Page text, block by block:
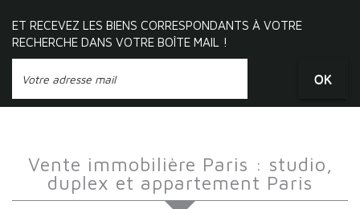
ET RECEVEZ LES BIENS CORRESPONDANTS À VOTRE
RECHERCHE DANS VOTRE BOÎTE MAIL !
OK
Vente immobilière Paris : studio,
duplex et appartement Paris